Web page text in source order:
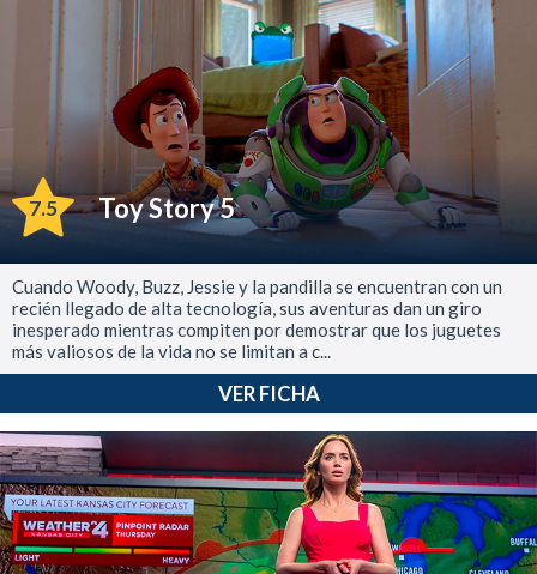
7.5 Toy Story 5
Cuando Woody, Buzz, Jessie y la pandilla se encuentran con un
recién llegado de alta tecnología, sus aventuras dan un giro
inesperado mientras compiten por demostrar que los juguetes
más valiosos de la vida no se limitan a c...
VER FICHA